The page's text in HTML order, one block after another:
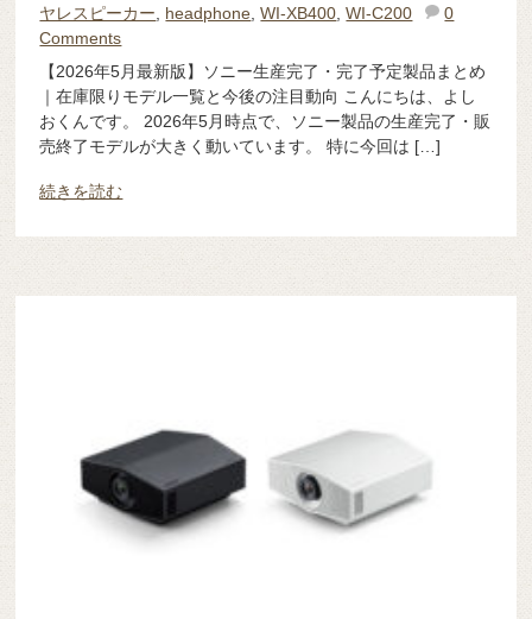
ヤレスピーカー, headphone,WI-XB400,WI-C200
0
Comments
【2026年5月最新版】ソニー生産完了・完了予定製品まとめ
｜在庫限りモデル一覧と今後の注目動向 こんにちは、よし
おくんです。 2026年5月時点で、ソニー製品の生産完了・販
売終了モデルが大きく動いています。 特に今回は […]
続きを読む